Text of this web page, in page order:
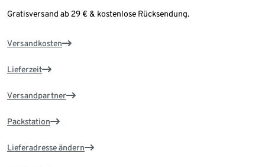
Gratisversand ab 29 € & kostenlose Rücksendung.
Versandkosten
Lieferzeit
Versandpartner
Packstation
Lieferadresse ändern